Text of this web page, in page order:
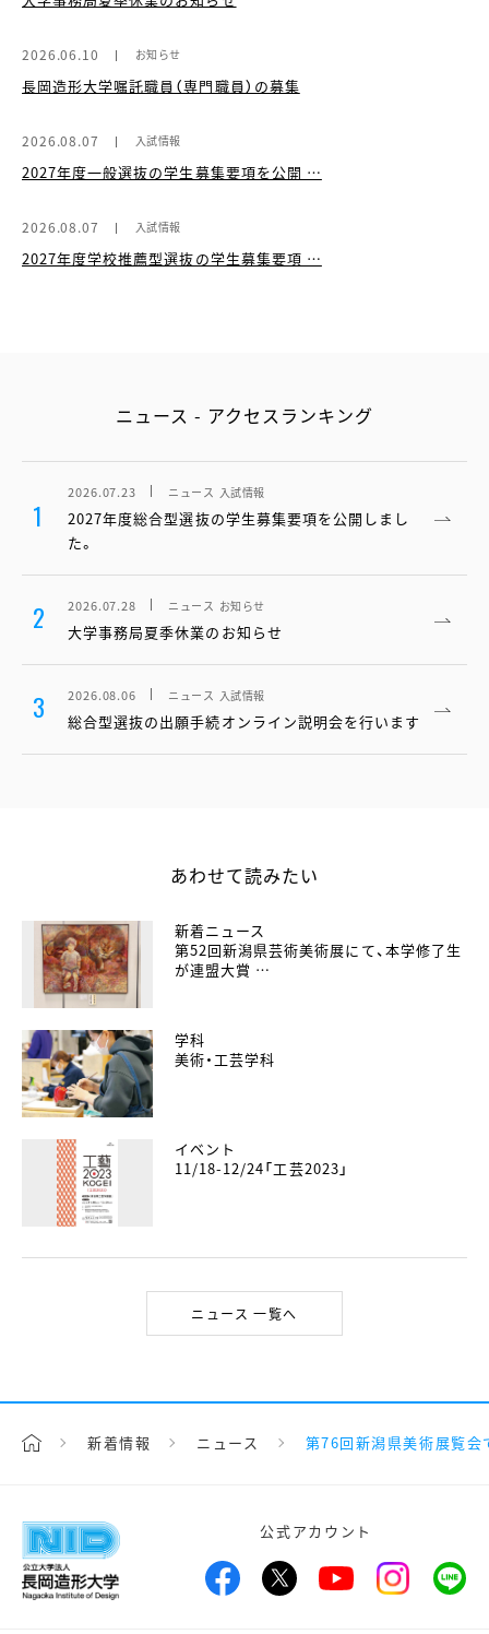
2026.06.10 お知らせ
長岡造形大学嘱託職員（専門職員）の募集
2026.08.07 入試情報
2027年度一般選抜の学生募集要項を公開 …
2026.08.07 入試情報
2027年度学校推薦型選抜の学生募集要項 …
ニュース - アクセスランキング
1
2026.07.23 ニュース 入試情報
2027年度総合型選抜の学生募集要項を公開しまし
た。
2 2026.07.28 ニュース お知らせ
大学事務局夏季休業のお知らせ
3 2026.08.06 ニュース 入試情報
総合型選抜の出願手続オンライン説明会を行います
あわせて読みたい
新着ニュース
第52回新潟県芸術美術展にて、本学修了生
が連盟大賞 …
学科
美術・工芸学科
イベント
11/18-12/24「工芸2023」
ニュース 一覧へ
新着情報 ニュース 第76回新潟県美術展覧会
公式アカウント